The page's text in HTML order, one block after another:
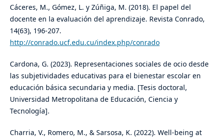
Cáceres, M., Gómez, L. y Zúñiga, M. (2018). El papel del
docente en la evaluación del aprendizaje. Revista Conrado,
14(63), 196-207.
http://conrado.ucf.edu.cu/index.php/conrado
Cardona, G. (2023). Representaciones sociales de ocio desde
las subjetividades educativas para el bienestar escolar en
educación básica secundaria y media. [Tesis doctoral,
Universidad Metropolitana de Educación, Ciencia y
Tecnología].
Charria, V., Romero, M., & Sarsosa, K. (2022). Well-being at